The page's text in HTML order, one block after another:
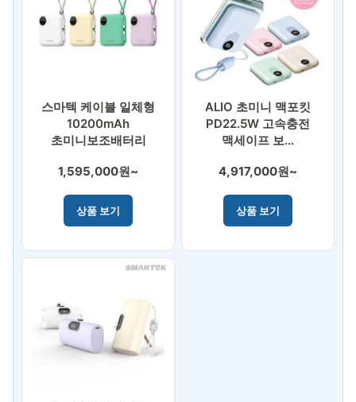
스마텍 케이블 일체형
10200mAh
초미니보조배터리
1,595,000원~
상품 보기
ALIO 초미니 맥포킷
PD22.5W 고속충전
맥세이프 보…
4,917,000원~
상품 보기